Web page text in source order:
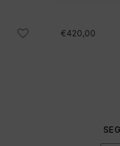
€420,00